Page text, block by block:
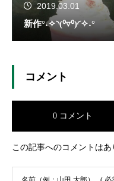
2019.03.01
新作°˖✧◝(⁰▿⁰)◜✧˖°
コメント
0 コメント
この記事へのコメントはあ